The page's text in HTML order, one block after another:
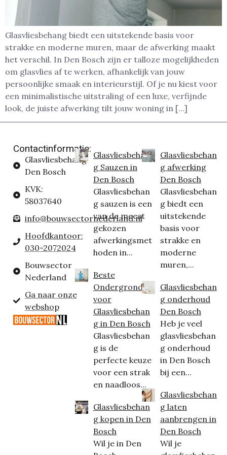
Glasvliesbehang biedt een uitstekende basis voor
strakke en moderne muren, maar de afwerking maakt
het verschil. In Den Bosch zijn er talloze mogelijkheden
om glasvlies af te werken, afhankelijk van jouw
persoonlijke smaak en interieurstijl. Of je nu kiest voor
een minimalistische uitstraling of een luxe, verfijnde
look, de juiste afwerking tilt jouw woning in […]
Contactinformatie:
Glasvliesbehang
Den Bosch
KVK:
58037640
info@bouwsectornederland.nl
Hoofdkantoor:
030-2072024
Bouwsector
Nederland
Ga naar onze
webshop
Glasvliesbehan
g Sauzen in
Den Bosch
Glasvliesbehan
g sauzen is een
van de meest
gekozen
afwerkingsmet
hoden in...
Beste
Ondergrond
voor
Glasvliesbehan
g in Den Bosch
Glasvliesbehan
g is de
perfecte keuze
voor een strak
en naadloos...
Glasvliesbehan
g kopen in Den
Bosch
Wil je in Den
Glasvliesbehan
g afwerking
Den Bosch
Glasvliesbehan
g biedt een
uitstekende
basis voor
strakke en
moderne
muren,...
Glasvliesbehan
g onderhoud
Den Bosch
Heb je veel
glasvliesbehan
g onderhoud
in Den Bosch
bij een...
Glasvliesbehan
g laten
aanbrengen in
Den Bosch
Wil je